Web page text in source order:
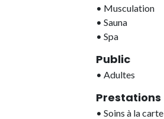
• Musculation
• Sauna
• Spa
Public
• Adultes
Prestations
• Soins à la carte